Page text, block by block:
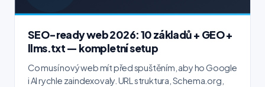
SEO-ready web 2026: 10 základů + GEO +
llms.txt — kompletní setup
Co musí nový web mít před spuštěním, aby ho Google
i AI rychle zaindexovaly. URL struktura, Schema.org,